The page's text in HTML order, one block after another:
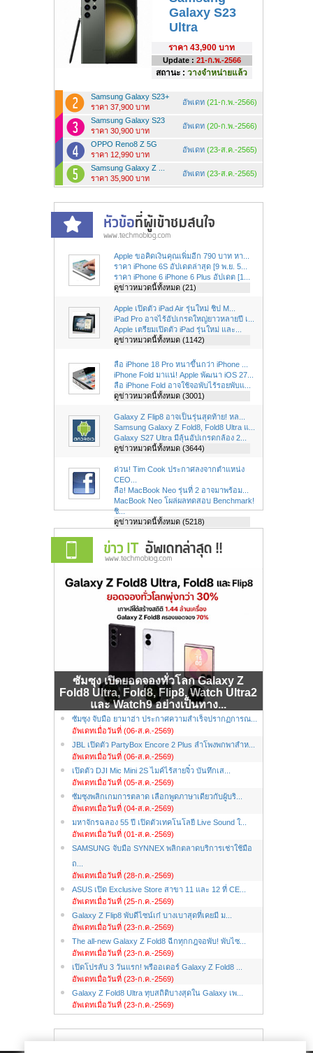
Galaxy S23
Ultra
ราคา 43,900 บาท
Update : 21-ก.พ.-2566
สถานะ : วางจำหน่ายแล้ว
Samsung Galaxy S23+
ราคา 37,900 บาท
อัพเดท (21-ก.พ.-2566)
Samsung Galaxy S23
ราคา 30,900 บาท
อัพเดท (20-ก.พ.-2566)
OPPO Reno8 Z 5G
ราคา 12,990 บาท
อัพเดท (23-ส.ค.-2565)
Samsung Galaxy Z ...
ราคา 35,900 บาท
อัพเดท (23-ส.ค.-2565)
Apple ขอคิดเงินคุณเพิ่มอีก 790 บาท หา...
ราคา iPhone 6S อัปเดตล่าสุด [9 พ.ย. 5...
ราคา iPhone 6 iPhone 6 Plus อัปเดต [1...
ดูข่าวหมวดนี้ทั้งหมด (21)
Apple เปิดตัว iPad Air รุ่นใหม่ ชิป M...
iPad Pro อาจไร้อัปเกรดใหญ่ยาวหลายปี เ...
Apple เตรียมเปิดตัว iPad รุ่นใหม่ และ...
ดูข่าวหมวดนี้ทั้งหมด (1142)
ลือ iPhone 18 Pro หนาขึ้นกว่า iPhone ...
iPhone Fold มาแน่! Apple พัฒนา iOS 27...
ลือ iPhone Fold อาจใช้จอพับไร้รอยพับแ...
ดูข่าวหมวดนี้ทั้งหมด (3001)
Galaxy Z Flip8 อาจเป็นรุ่นสุดท้าย! หล...
Samsung Galaxy Z Fold8, Fold8 Ultra แ...
Galaxy S27 Ultra มีลุ้นอัปเกรดกล้อง 2...
ดูข่าวหมวดนี้ทั้งหมด (3644)
ด่วน! Tim Cook ประกาศลงจากตำแหน่ง
CEO...
ลือ! MacBook Neo รุ่นที่ 2 อาจมาพร้อม...
MacBook Neo โผล่ผลทดสอบ Benchmark!
ชิ...
ดูข่าวหมวดนี้ทั้งหมด (5218)
ซัมซุง เปิดยอดจองทั่วโลก Galaxy Z
Fold8 Ultra, Fold8, Flip8, Watch Ultra2
และ Watch9 อย่างเป็นทาง...
ซัมซุง จับมือ ยามาฮ่า ประกาศความสำเร็จปรากฏการณ...
อัพเดทเมื่อวันที่ (06-ส.ค.-2569)
JBL เปิดตัว PartyBox Encore 2 Plus ลำโพงพกพาสำห...
อัพเดทเมื่อวันที่ (06-ส.ค.-2569)
เปิดตัว DJI Mic Mini 2S ไมค์ไร้สายจิ๋ว บันทึกเส...
อัพเดทเมื่อวันที่ (05-ส.ค.-2569)
ซัมซุงพลิกเกมการตลาด เลือกพูดภาษาเดียวกับผู้บริ...
อัพเดทเมื่อวันที่ (04-ส.ค.-2569)
มหาจักรฉลอง 55 ปี เปิดตัวเทคโนโลยี Live Sound ใ...
อัพเดทเมื่อวันที่ (01-ส.ค.-2569)
SAMSUNG จับมือ SYNNEX พลิกตลาดบริการเช่าใช้มือ
ถ...
อัพเดทเมื่อวันที่ (28-ก.ค.-2569)
ASUS เปิด Exclusive Store สาขา 11 และ 12 ที่ CE...
อัพเดทเมื่อวันที่ (25-ก.ค.-2569)
Galaxy Z Flip8 พับดีไซน์เก๋ บางเบาสุดที่เคยมี ม...
อัพเดทเมื่อวันที่ (23-ก.ค.-2569)
The all-new Galaxy Z Fold8 ฉีกทุกกฎจอพับ! พับไซ...
อัพเดทเมื่อวันที่ (23-ก.ค.-2569)
เปิดโปรลับ 3 วันแรก! พรีออเดอร์ Galaxy Z Fold8 ...
อัพเดทเมื่อวันที่ (23-ก.ค.-2569)
Galaxy Z Fold8 Ultra ทุบสถิติบางสุดใน Galaxy เพ...
อัพเดทเมื่อวันที่ (23-ก.ค.-2569)